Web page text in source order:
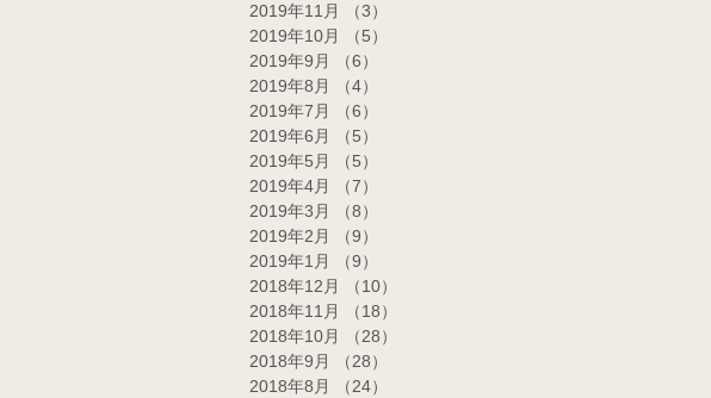
2019年11月
（3）
2019年10月
（5）
2019年9月
（6）
2019年8月
（4）
2019年7月
（6）
2019年6月
（5）
2019年5月
（5）
2019年4月
（7）
2019年3月
（8）
2019年2月
（9）
2019年1月
（9）
2018年12月
（10）
2018年11月
（18）
2018年10月
（28）
2018年9月
（28）
2018年8月
（24）